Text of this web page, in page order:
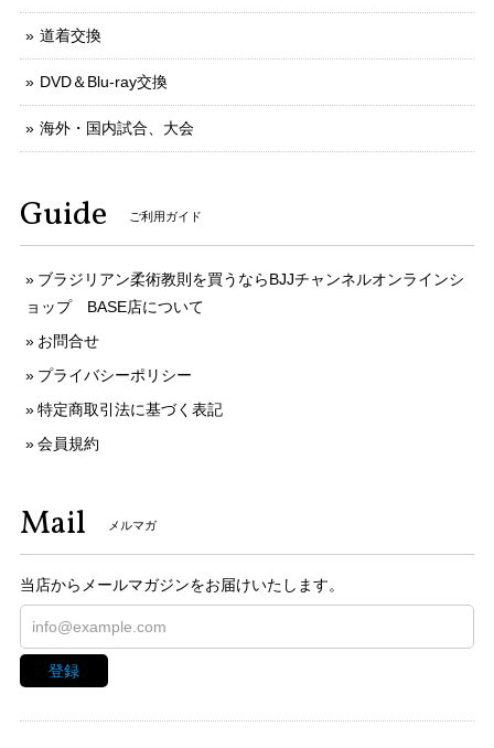
道着交換
DVD＆Blu-ray交換
海外・国内試合、大会
Guide ご利用ガイド
ブラジリアン柔術教則を買うならBJJチャンネルオンラインシ
ョップ BASE店について
お問合せ
プライバシーポリシー
特定商取引法に基づく表記
会員規約
Mail メルマガ
当店からメールマガジンをお届けいたします。
登録